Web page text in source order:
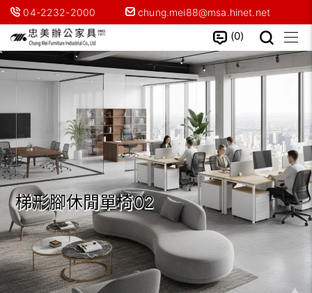
04-2232-2000 chung.mei88@msa.hinet.net
0
梯形腳休閒單椅02